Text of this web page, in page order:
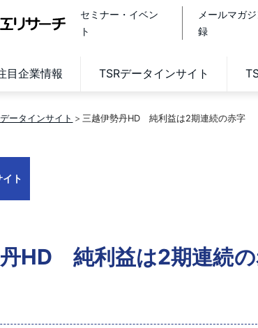
セミナー・イベン
ト
メールマガ
録
目企業情報 TSRデータインサイト
ータインサイト 三越伊勢丹HD 純利益は2期連続の赤字
ト
HD 純利益は2期連続